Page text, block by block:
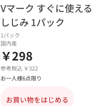
Vマーク すぐに使える
しじみ 1パック
1パック
国内産
￥298
参考税込 ￥322
お一人様6点限り
お買い物をはじめる